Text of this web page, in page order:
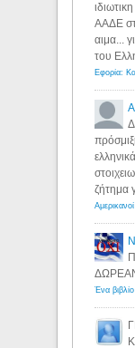
ΑΑΔΕ
αιμα...
του
ζήτημα